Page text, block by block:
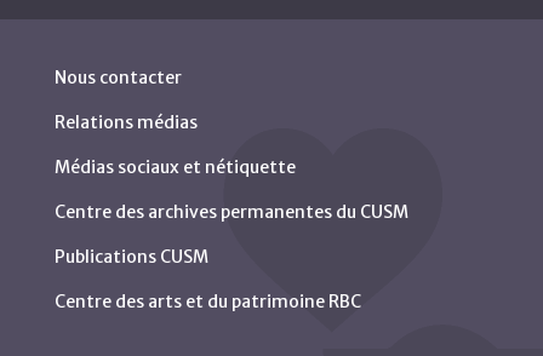
Nous contacter
Relations médias
Médias sociaux et nétiquette
Centre des archives permanentes du CUSM
Publications CUSM
Centre des arts et du patrimoine RBC